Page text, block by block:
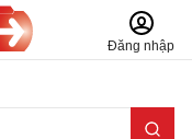
Đăng nhập